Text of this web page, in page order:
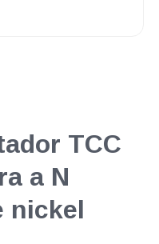
TCC
a N
nickel